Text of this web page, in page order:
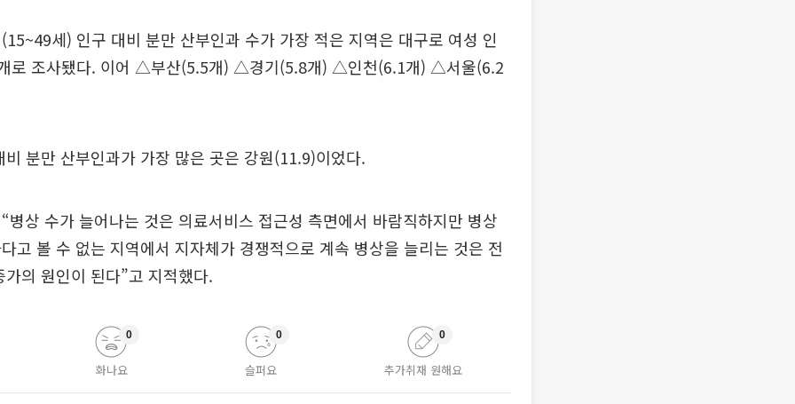
세) 인구 대비 분만 산부인과 수가 가장 적은 지역은 대구로 여성 인
로 조사됐다. 이어 △부산(5.5개) △경기(5.8개) △인천(6.1개) △서울(6.2
분만 산부인과가 가장 많은 곳은 강원(11.9)이었다.
병상 수가 늘어나는 것은 의료서비스 접근성 측면에서 바람직하지만 병상
고 볼 수 없는 지역에서 지자체가 경쟁적으로 계속 병상을 늘리는 것은 전
의 원인이 된다”고 지적했다.
화나요
0
슬퍼요
0
추가취재 원해요
0